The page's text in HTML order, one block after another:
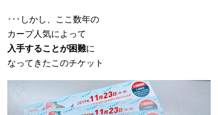
･･･しかし、ここ数年の
カープ人気によって
入手することが困難に
なってきたこのチケット